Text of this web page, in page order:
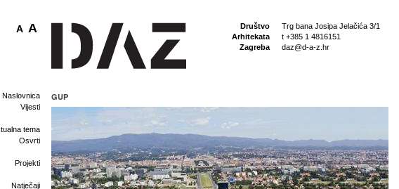
Društvo
Arhitekata
Zagreba
Trg bana Josipa Jelačića 3/1
t +385 1 4816151
daz@d-a-z.hr
A A
Naslovnica
Vijesti
tema
Osvrti
Projekti
Natječaji
GUP